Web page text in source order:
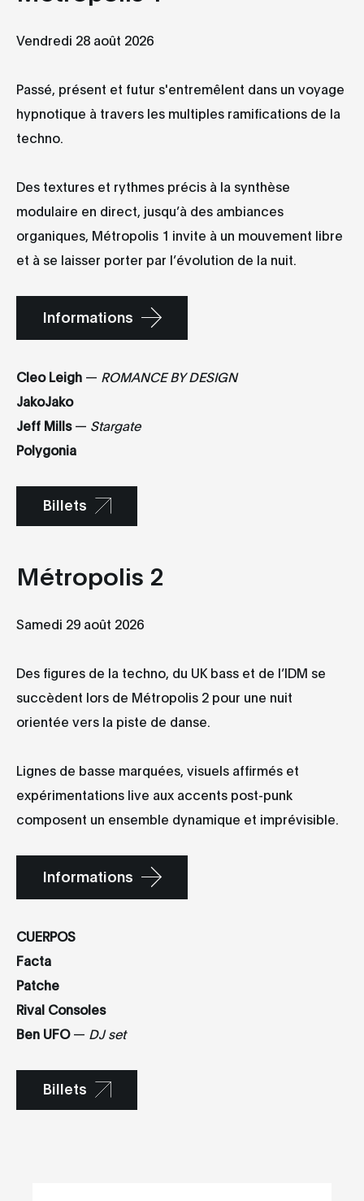
Vendredi 28 août 2026
Passé, présent et futur s'entremêlent dans un voyage
hypnotique à travers les multiples ramifications de la
techno.
Des textures et rythmes précis à la synthèse
modulaire en direct, jusqu’à des ambiances
organiques, Métropolis 1 invite à un mouvement libre
et à se laisser porter par l’évolution de la nuit.
Informations
Cleo Leigh — ROMANCE BY DESIGN
JakoJako
Jeff Mills— Stargate
Polygonia
Billets
Métropolis 2
Samedi 29 août 2026
Des figures de la techno, du UK bass et de l’IDM se
succèdent lors de Métropolis 2 pour une nuit
orientée vers la piste de danse.
Lignes de basse marquées, visuels affirmés et
expérimentations live aux accents post-punk
composent un ensemble dynamique et imprévisible.
Informations
CUERPOS
Facta
Patche
Rival Consoles
Ben UFO— DJ set
Billets